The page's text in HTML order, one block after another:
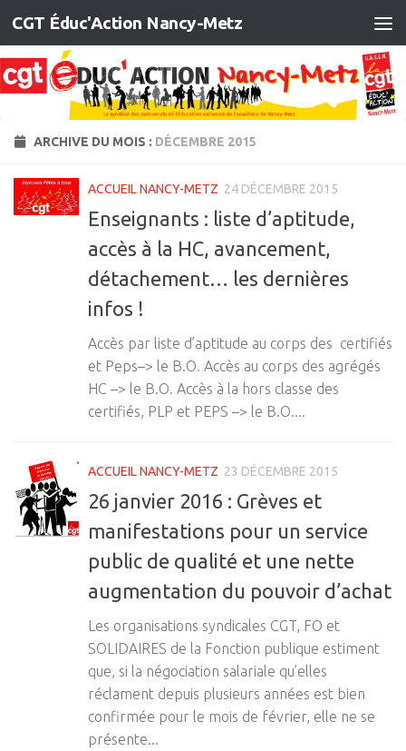
Skip to content
CGT Éduc'Action Nancy-Metz
ARCHIVE DU MOIS : DÉCEMBRE 2015
ACCUEIL NANCY-METZ 24 DÉCEMBRE 2015
Enseignants : liste d’aptitude,
accès à la HC, avancement,
détachement… les dernières
infos !
Accès par liste d’aptitude au corps des certifiés
et Peps–> le B.O. Accès au corps des agrégés
HC –> le B.O. Accès à la hors classe des
certifiés, PLP et PEPS –> le B.O....
ACCUEIL NANCY-METZ 23 DÉCEMBRE 2015
26 janvier 2016 : Grèves et
manifestations pour un service
public de qualité et une nette
augmentation du pouvoir d’achat
Les organisations syndicales CGT, FO et
SOLIDAIRES de la Fonction publique estiment
que, si la négociation salariale qu’elles
réclament depuis plusieurs années est bien
confirmée pour le mois de février, elle ne se
présente...